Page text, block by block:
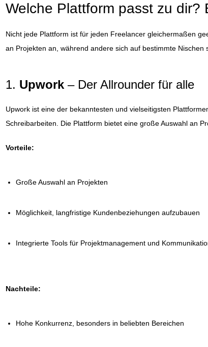
Welche Plattform passt zu dir?
Nicht jede Plattform ist für jeden Freelancer gleichermaßen
an Projekten an, während andere sich auf bestimmte
1. Upwork– Der Allrounder für
Upwork ist eine der bekanntesten und vielseitigsten
Schreibarbeiten. Die Plattform bietet eine große Auswahl an
Vorteile:
Große Auswahl an Projekten
Möglichkeit, langfristige Kundenbeziehungen aufzubauen
Integrierte Tools für Projektmanagement und
Nachteile:
Hohe Konkurrenz, besonders in beliebten Bereichen